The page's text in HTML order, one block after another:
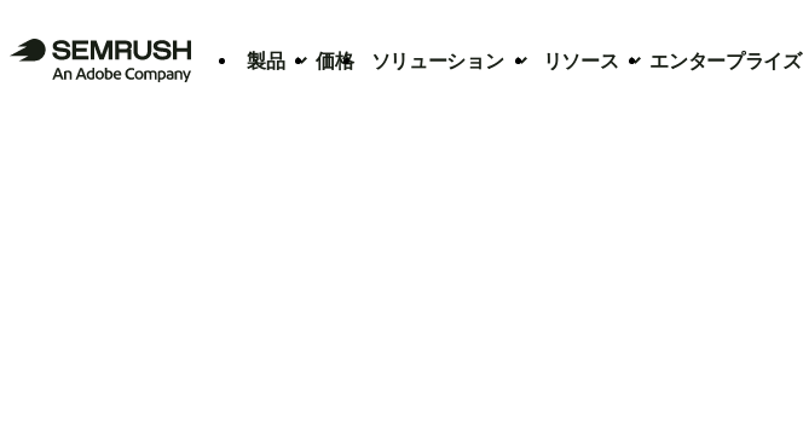
製品 価格 ソリューション リソース エンタープライズ